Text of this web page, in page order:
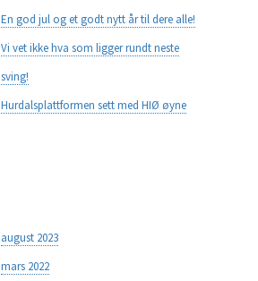
En god jul og et godt nytt år til dere alle!
Vi vet ikke hva som ligger rundt neste
sving!
Hurdalsplattformen sett med HIØ øyne
august 2023
mars 2022